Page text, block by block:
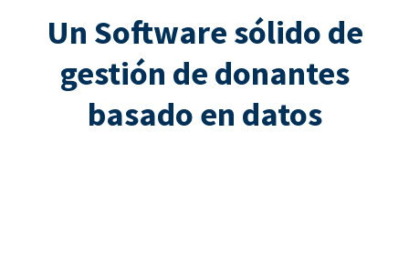
Un Software sólido de
gestión de donantes
basado en datos